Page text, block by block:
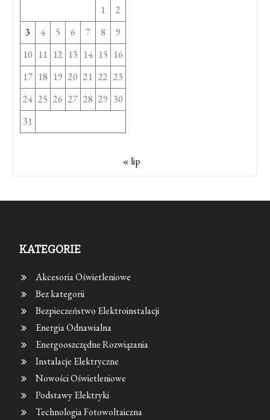
1
2
3
4 5 6 7 8
9
10 11 12 13 14 15 16
17 18 19 20 21 22 23
24 25 26 27 28 29 30
31
« lip
KATEGORIE
Akcesoria Oświetleniowe
Bez kategorii
Bezpieczeństwo Elektroinstalacji
Energia Odnawialna
Energooszczędne Rozwiązania
Instalacje Elektryczne
Nowości Oświetleniowe
Podstawy Elektryki
Technologia Fotowoltaiczna